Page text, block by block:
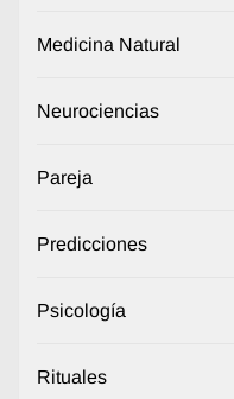
Medicina Natural
Neurociencias
Pareja
Predicciones
Psicología
Rituales